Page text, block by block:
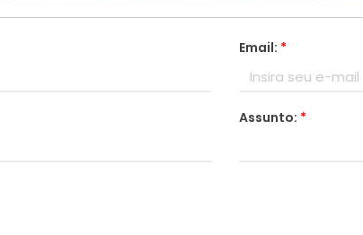
Email: *
Assunto: *